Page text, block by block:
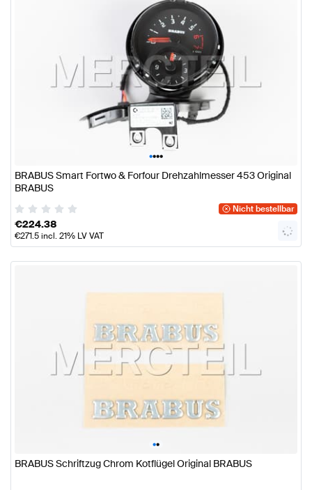
••••
BRABUS Smart Fortwo & Forfour Drehzahlmesser 453 Original
BRABUS
Nicht bestellbar
€224.38
€271.5incl. 21% LV VAT
••
BRABUS Schriftzug Chrom Kotflügel Original BRABUS